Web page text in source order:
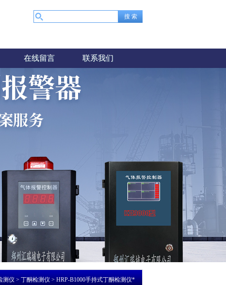
在线留言 联系我们
测仪>丁酮检测仪> HRP-B1000手持式丁酮检测仪*